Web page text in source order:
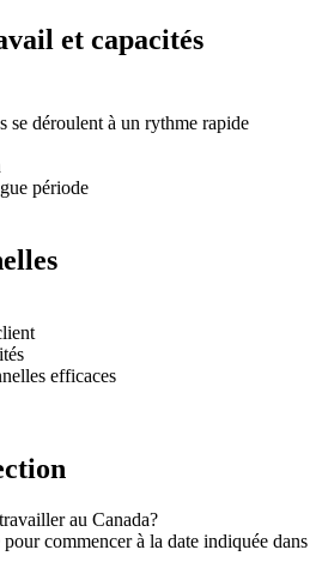
et capacités
se déroulent à un rythme rapide
période
efficaces
au Canada?
commencer à la date indiquée dans